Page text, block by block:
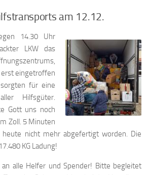
am 12.12.
14.30 Uhr
LKW das
erst eingetroffen
für eine
Hilfsgüter.
Gott uns noch
Zoll. 5 Minuten
heute nicht mehr abgefertigt worden. Die
KG Ladung!
alle Helfer und Spender! Bitte begleitet